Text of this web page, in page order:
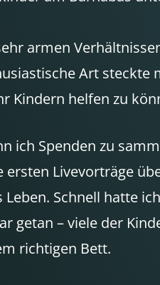
armen
Art
Kindern helfen zu
ich Spenden zu
Livevorträge
Schnell hatte
getan – viele der
richtigen Bett.